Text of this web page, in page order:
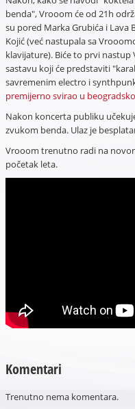
benda", Vrooom će od 21h
su pored Marka Grubića i Lava
Kojić (već nastupala sa
klavijature). Biće to prvi
sastavu koji će predstaviti
savremenim electro i
premijerno svirao u
Nakon koncerta publiku
zvukom benda. Ulaz je
Vrooom trenutno radi na
početak leta.
Komentari
Trenutno nema komentara.